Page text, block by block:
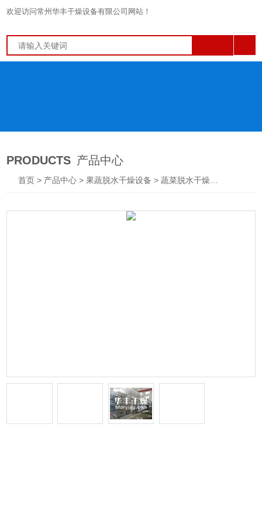
欢迎访问常州华丰干燥设备有限公司网站！
PRODUCTS 产品中心
首页> 产品中心 >果蔬脱水干燥设备 >蔬菜脱水干燥机